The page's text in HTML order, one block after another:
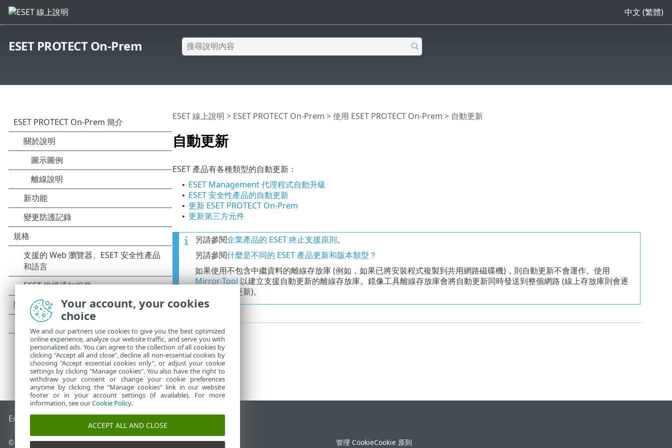
中文 (繁體)
ESET PROTECT On-Prem
自動更新
ESET 線上說明 > ESET PROTECT On-Prem >使用 ESET PROTECT On-Prem > 自動更新
ESET 產品有各種類型的自動更新：
• ESET Management 代理程式自動升級
• ESET 安全性產品的自動更新
• 更新 ESET PROTECT On-Prem
• 更新第三方元件
另請參閱企業產品的 ESET 終止支援原則。
另請參閱什麼是不同的 ESET 產品更新和版本類型？
如果使用不包含中繼資料的離線存放庫 (例如，如果已將安裝程式複製到共用網路磁碟機)，則自動更新不會運作。使用
Mirror Tool 以建立支援自動更新的離線存放庫。鏡像工具離線存放庫會將自動更新同時發送到整個網路 (線上存放庫則會逐
步發送自動更新)。
End of Life 地區設定
© 1992 - 2026 ESET, spol. s r.o. - 保留所有權利。 管理 CookieCookie 原則
Your account, your cookies
choice
We and our partners use cookies to give you the best optimized
online experience, analyze our website traffic, and serve you with
personalized ads. You can agree to the collection of all cookies by
clicking "Accept all and close", decline all non-essential cookies by
choosing "Accept essential cookies only", or adjust your cookie
settings by clicking "Manage cookies". You also have the right to
withdraw your consent or change your cookie preferences
anytime by clicking the "Manage cookies" link in our website
footer or in your account settings (if available). For more
information, see ourCookie Policy.
ACCEPT ALL AND CLOSE